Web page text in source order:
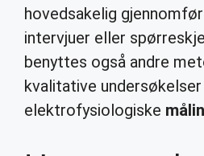
hovedsakelig
intervjuer eller
benyttes også andre
kvalitative
elektrofysiologiske